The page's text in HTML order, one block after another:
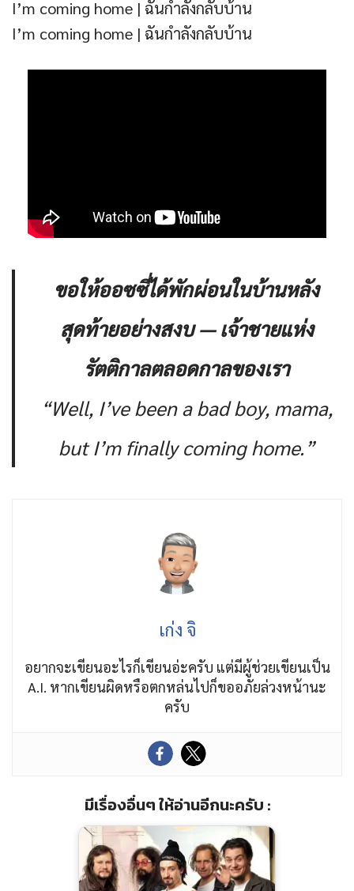
I’m coming home | ฉันกำลังกลับบ้าน
I’m coming home | ฉันกำลังกลับบ้าน
ขอให้ออซซี่ได้พักผ่อนในบ้านหลัง
สุดท้ายอย่างสงบ — เจ้าชายแห่ง
รัตติกาลตลอดกาลของเรา
“Well, I’ve been a bad boy, mama,
but I’m finally coming home.”
เก่ง จิ
อยากจะเขียนอะไรก็เขียนอ่ะครับ แต่มีผู้ช่วยเขียนเป็น
A.I. หากเขียนผิดหรือตกหล่นไปก็ขออภัยล่วงหน้านะ
ครับ
มีเรื่องอื่นๆ ให้อ่านอีกนะครับ :